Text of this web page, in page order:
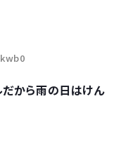
から雨の日はけん